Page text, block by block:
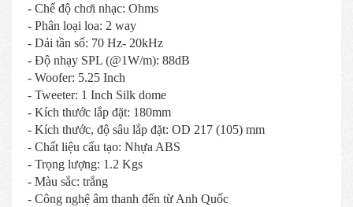
- Chế độ chơi nhạc: Ohms
- Phân loại loa: 2 way
- Dải tần số: 70 Hz- 20kHz
- Độ nhạy SPL (@1W/m): 88dB
- Woofer: 5.25 Inch
- Tweeter: 1 Inch Silk dome
- Kích thước lắp đặt: 180mm
- Kích thước, độ sâu lắp đặt: OD 217 (105) mm
- Chất liệu cấu tạo: Nhựa ABS
- Trọng lượng: 1.2 Kgs
- Màu sắc: trắng
- Công nghệ âm thanh đến từ Anh Quốc